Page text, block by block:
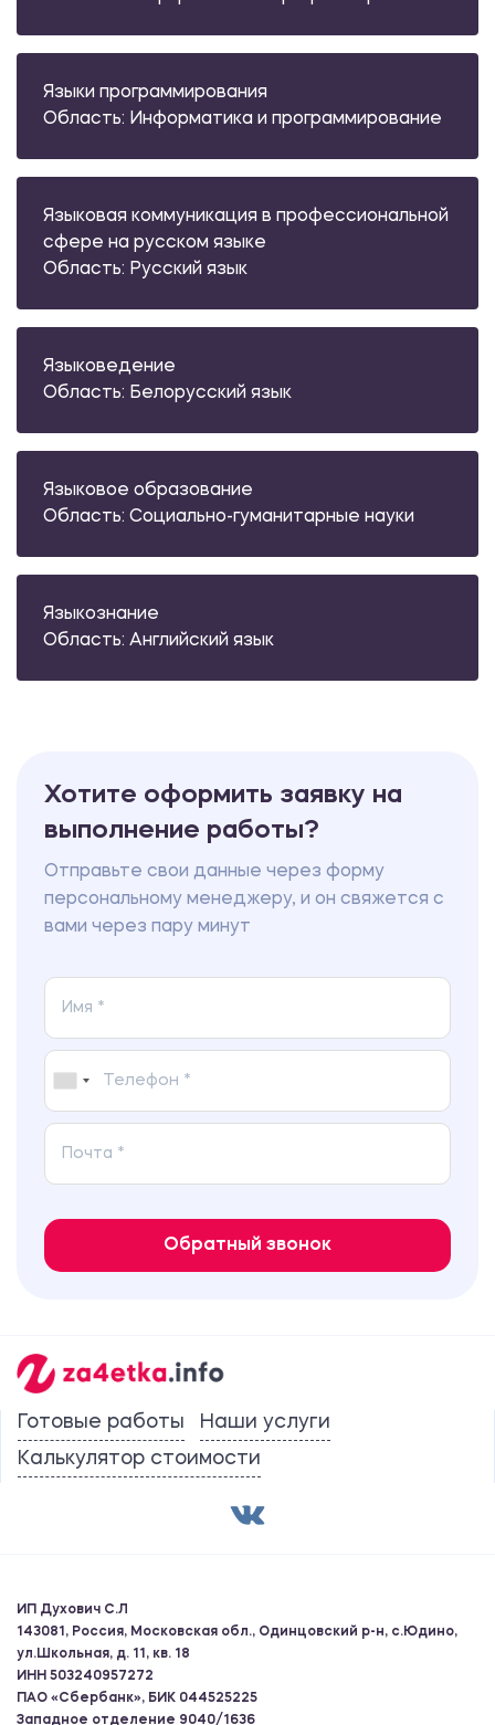
Языки программирования
Область: Информатика и программирование
Языковая коммуникация в профессиональной
сфере на русском языке
Область: Русский язык
Языковедение
Область: Белорусский язык
Языковое образование
Область: Социально-гуманитарные науки
Языкознание
Область: Английский язык
Хотите оформить заявку на
выполнение работы?
Отправьте свои данные через форму
персональному менеджеру, и он свяжется с
вами через пару минут
Обратный звонок
Готовые работы
Наши услуги
Калькулятор стоимости
ИП Духович С.Л
143081, Россия, Московская обл., Одинцовский р-н, с.Юдино,
ул.Школьная, д. 11, кв. 18
ИНН 503240957272
ПАО «Сбербанк», БИК 044525225
Западное отделение 9040/1636